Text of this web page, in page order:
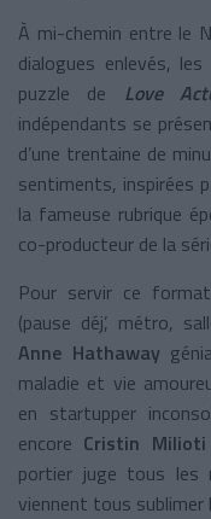
À mi-chemin entre le
dialogues enlevés,
puzzle de Love
indépendants se
d’une trentaine de
sentiments, inspirées
la fameuse rubrique
co-producteur de la
Pour servir ce
(pause déj’, métro,
Anne Hathaway
maladie et vie
en startupper
encore Cristin Milioti
portier juge tous les
viennent tous sublimer